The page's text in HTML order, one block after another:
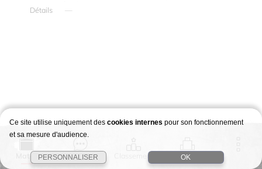
Détails
—
Match Story Classement Stages
Ce site utilise uniquement des cookies internes pour son fonctionnement
et sa mesure d'audience.
PERSONNALISER OK